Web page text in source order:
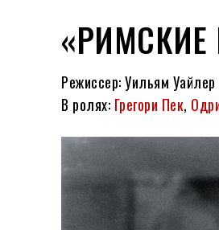
«РИМСКИЕ
Режиссер: Уильям Уайлер
В ролях: Грегори Пек,